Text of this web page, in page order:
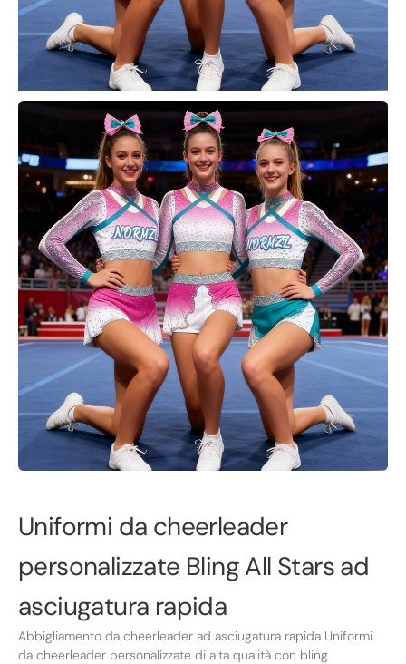
Uniformi da cheerleader
personalizzate Bling All Stars ad
asciugatura rapida
Abbigliamento da cheerleader ad asciugatura rapida Uniformi
da cheerleader personalizzate di alta qualità con bling